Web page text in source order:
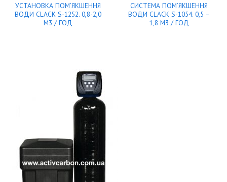
УСТАНОВКА ПОМ’ЯКШЕННЯ
ВОДИ CLACK S-1252. 0,8-2,0
М3 / ГОД
СИСТЕМА ПОМ’ЯКШЕННЯ
ВОДИ CLACK S-1054. 0,5 –
1,8 М3 / ГОД